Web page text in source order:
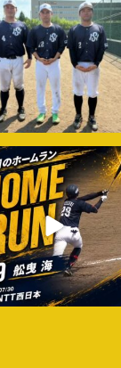
8月 3
shinyaku_baseball
7月 30